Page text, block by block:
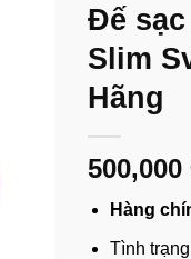
Đế
Slim
Hãng
500,000
Hàng
Tình